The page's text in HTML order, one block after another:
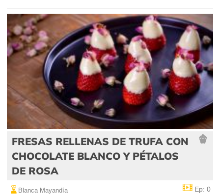
FRESAS RELLENAS DE TRUFA CON
CHOCOLATE BLANCO Y PÉTALOS
DE ROSA
Blanca Mayandía Ep: 0